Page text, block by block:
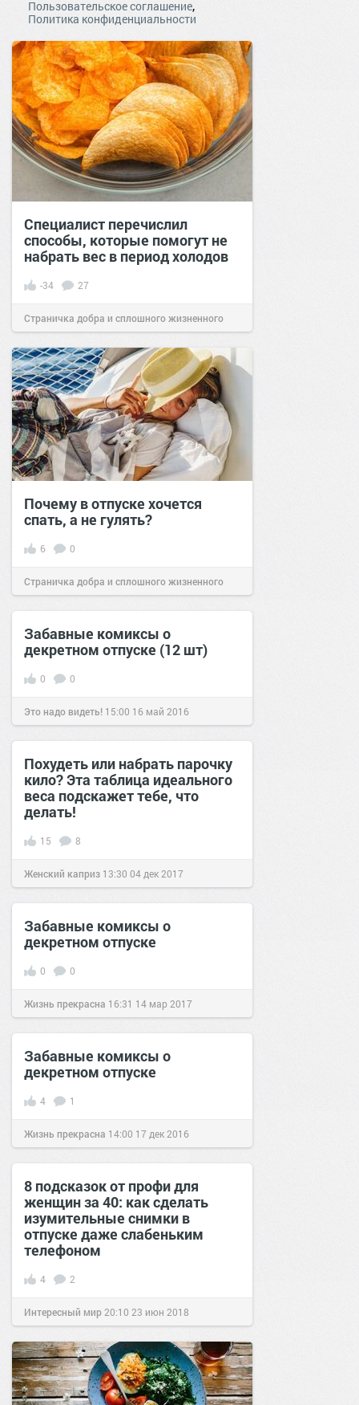
Пользовательское соглашение,
Политика конфиденциальности
Специалист перечислил
способы, которые помогут не
набрать вес в период холодов
-34 27
Страничка добра и сплошного жизненного
позитива!05:4726 окт 2021
Почему в отпуске хочется
спать, а не гулять?
6 0
Страничка добра и сплошного жизненного
позитива! 06:18 09 июл 2026
Забавные комиксы о
декретном отпуске (12 шт)
0 0
Это надо видеть! 15:00 16 май 2016
Похудеть или набрать парочку
кило? Эта таблица идеального
веса подскажет тебе, что
делать!
15 8
Женский каприз 13:30 04 дек 2017
Забавные комиксы о
декретном отпуске
0 0
Жизнь прекрасна 16:31 14 мар 2017
Забавные комиксы о
декретном отпуске
4 1
Жизнь прекрасна 14:00 17 дек 2016
8 подсказок от профи для
женщин за 40: как сделать
изумительные снимки в
отпуске даже слабеньким
телефоном
4 2
Интересный мир 20:10 23 июн 2018